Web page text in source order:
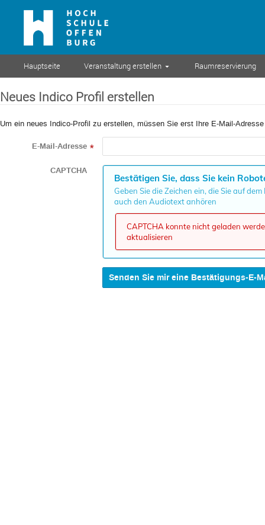
Hauptseite Veranstaltung erstellen Raumreservierung
Neues Indico Profil erstellen
Um ein neues Indico-Profil zu erstellen, müssen Sie erst Ihre E-Mail-
E-Mail-Adresse *
CAPTCHA
Bestätigen Sie, dass Sie kein
Geben Sie die Zeichen ein, die Sie auf
auch den Audiotext anhören
CAPTCHA konnte nicht geladen
aktualisieren